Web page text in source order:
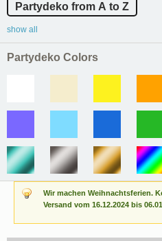
Wir machen Weihnachtsferien.
Versand vom 16.12.2024 bis
Partydeko from A to Z
show all
Partydeko Colors